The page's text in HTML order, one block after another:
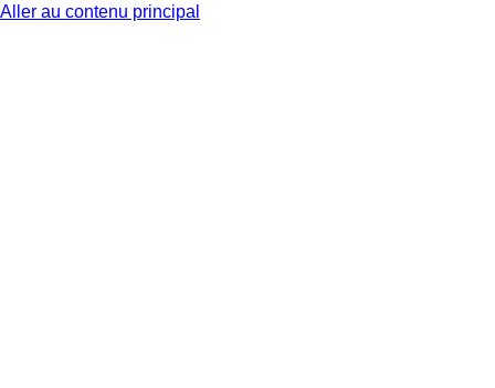
Aller au contenu principal